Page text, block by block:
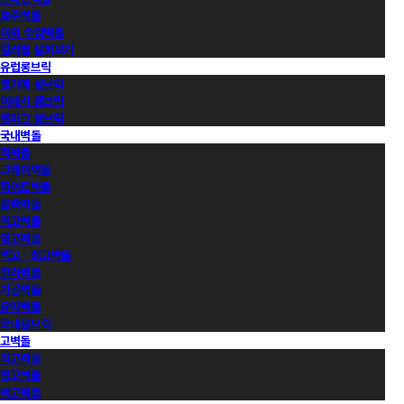
호주벽돌
이외 수입벽돌
컬러별 살펴보기
유럽롱브릭
벨기에 롱브릭
이태리 롱브릭
덴마크 롱브릭
국내벽돌
적벽돌
그레이벽돌
화이트벽돌
블랙벽돌
적고벽돌
청고벽돌
백고ㆍ회고벽돌
컬러벽돌
가공벽돌
유약벽돌
국내롱브릭
고벽돌
적고벽돌
청고벽돌
백고벽돌